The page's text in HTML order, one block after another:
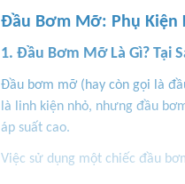
Đầu Bơm Mỡ: Phụ Kiện
1. Đầu Bơm Mỡ Là Gì? Tại
Đầu bơm mỡ (hay còn gọi là
là linh kiện nhỏ, nhưng đầu
áp suất cao.
Việc sử dụng một chiếc đầu